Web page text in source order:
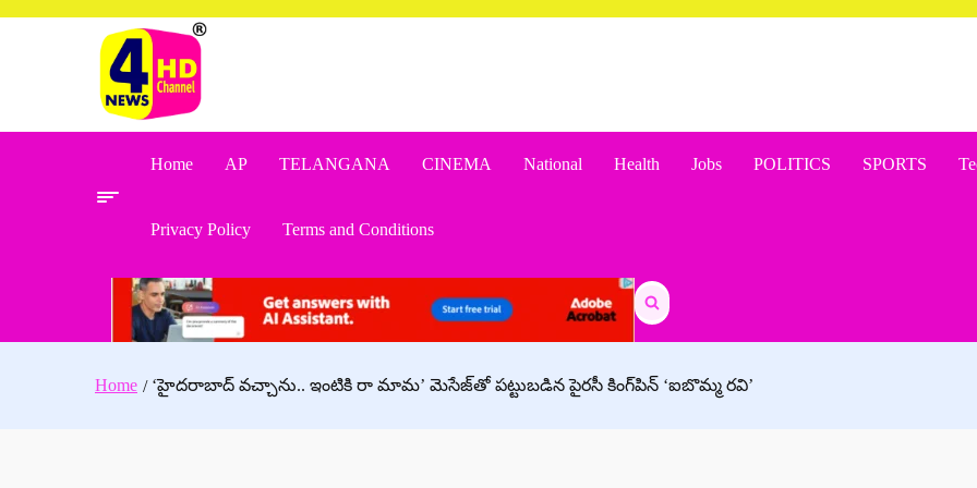
Home AP TELANGANA CINEMA National Health Jobs POLITICS SPORTS
Privacy Policy Terms and Conditions
Search
for:
Home ‘హైదరాబాద్ వచ్చాను.. ఇంటికి రా మామ’ మెసేజ్‌తో పట్టుబడిన పైరసీ కింగ్‌పిన్ ‘ఐబొమ్మ రవి’